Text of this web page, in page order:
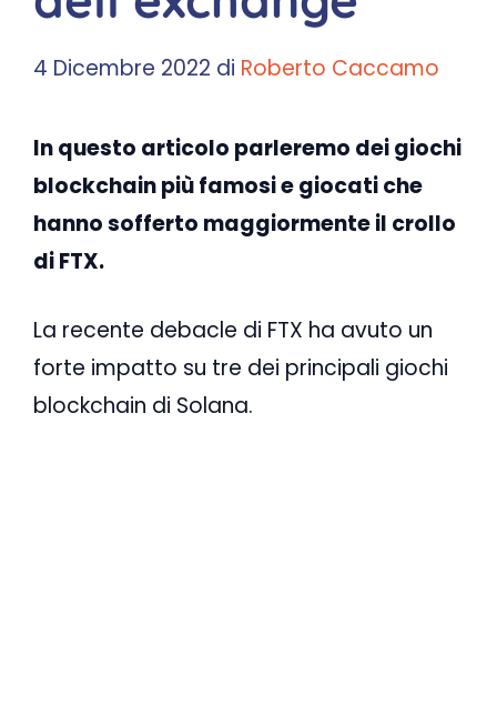
4 Dicembre 2022 di Roberto Caccamo
In questo articolo parleremo dei giochi
blockchain più famosi e giocati che
hanno sofferto maggiormente il crollo
di FTX.
La recente debacle di FTX ha avuto un
forte impatto su tre dei principali giochi
blockchain di Solana.